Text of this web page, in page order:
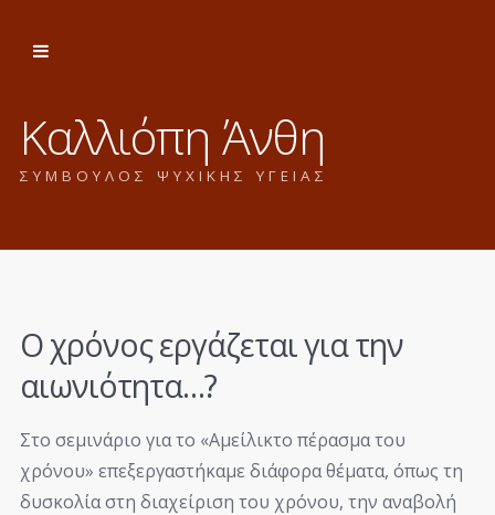
Καλλιόπη Άνθη
ΣΥΜΒΟΥΛΟΣ ΨΥΧΙΚΗΣ ΥΓΕΙΑΣ
Ο χρόνος εργάζεται για την
αιωνιότητα…?
Στο σεμινάριο για το «Αμείλικτο πέρασμα του
χρόνου» επεξεργαστήκαμε διάφορα θέματα, όπως τη
δυσκολία στη διαχείριση του χρόνου, την αναβολή